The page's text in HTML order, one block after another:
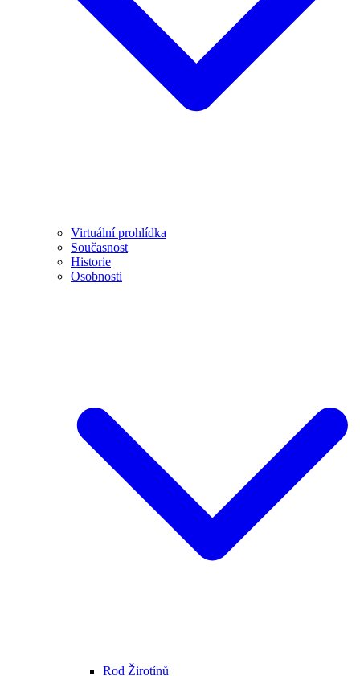
Virtuální prohlídka
Současnost
Historie
Osobnosti
Rod Žirotínů